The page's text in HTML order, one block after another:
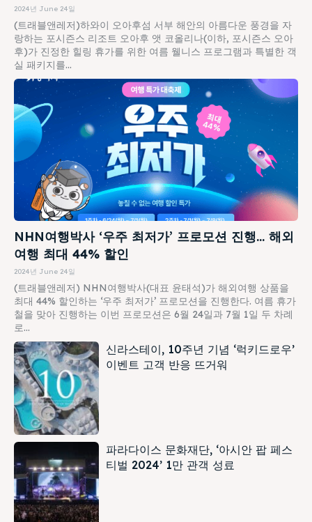
2024년 June 24일
(트래블앤레저)하와이 오아후섬 서부 해안의 아름다운 풍경을 자
랑하는 포시즌스 리조트 오아후 앳 코올리나(이하, 포시즌스 오아
후)가 진정한 힐링 휴가를 위한 여름 웰니스 프로그램과 특별한 객
실 패키지를...
NHN여행박사 ‘우주 최저가’ 프로모션 진행… 해외
여행 최대 44% 할인
2024년 June 24일
(트래블앤레저) NHN여행박사(대표 윤태석)가 해외여행 상품을
최대 44% 할인하는 ‘우주 최저가’ 프로모션을 진행한다. 여름 휴가
철을 맞아 진행하는 이번 프로모션은 6월 24일과 7월 1일 두 차례
로...
신라스테이, 10주년 기념 ‘럭키드로우’
이벤트 고객 반응 뜨거워
파라다이스 문화재단, ‘아시안 팝 페스
티벌 2024’ 1만 관객 성료